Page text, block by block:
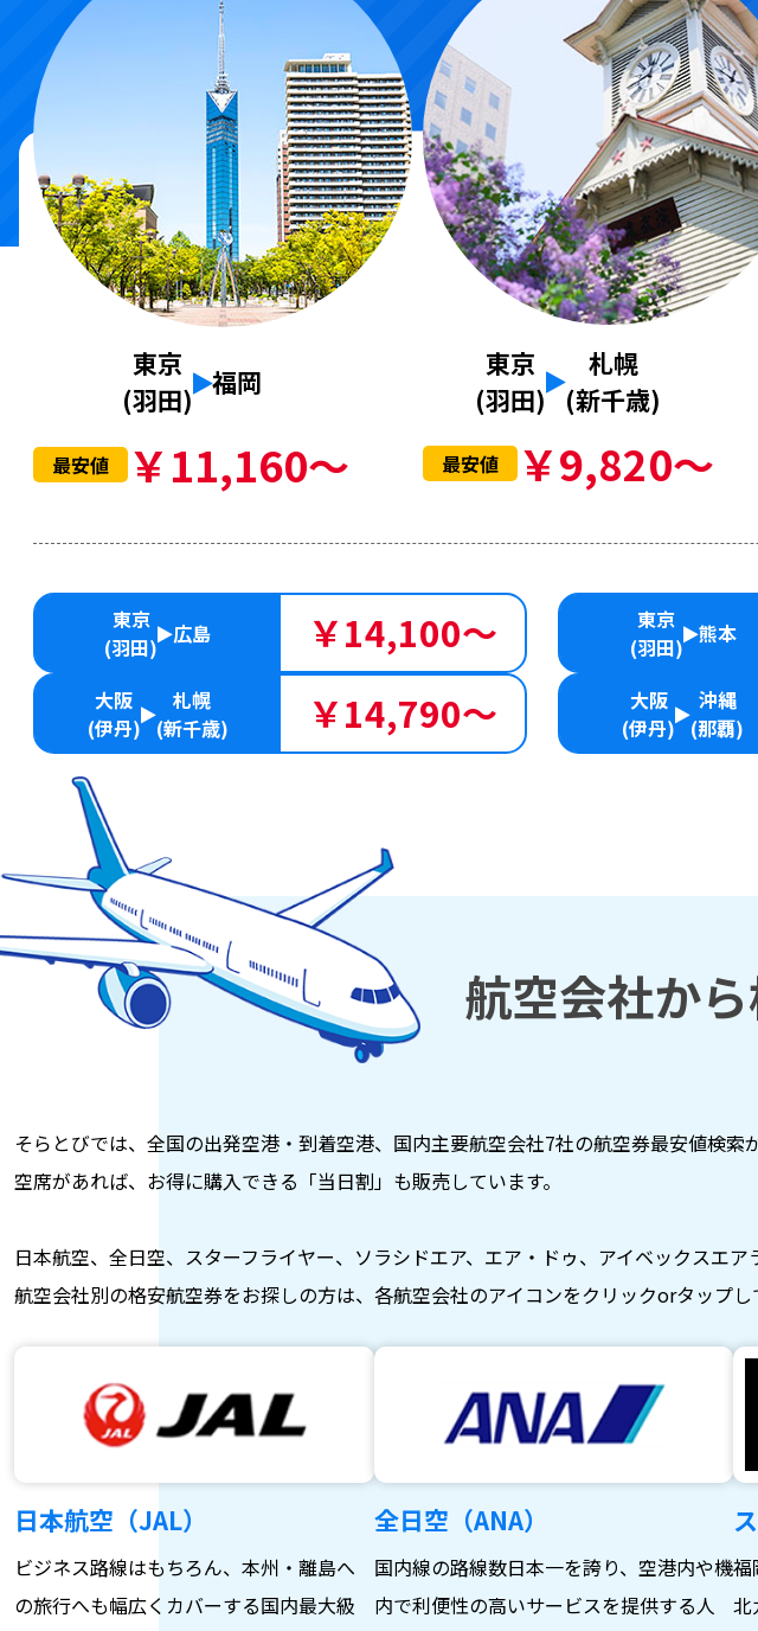
東京
(羽田)
福岡
最安値 ￥11,160～
東京
(羽田)
札幌
(新千歳)
最安値 ￥9,820～
東京
(羽田) 広島 ￥14,100～
東京
(羽田) 熊本
大阪
(伊丹)
札幌
(新千歳)
￥14,790～
大阪
(伊丹)
沖縄
(那覇)
航空会社か
そらとびでは、全国の出発空港・到着空港、国内主要航空会社7社の航空券最安値検索
空席があれば、お得に購入できる「当日割」も販売しています。
日本航空、全日空、スターフライヤー、ソラシドエア、エア・ドゥ、アイベックスエ
航空会社別の格安航空券をお探しの方は、各航空会社のアイコンをクリックorタップし
日本航空（JAL）
ビジネス路線はもちろん、本州・離島へ
の旅行へも幅広くカバーする国内最大級
全日空（ANA）
国内線の路線数日本一を誇り、空港内や機
内で利便性の高いサービスを提供する人
福
北